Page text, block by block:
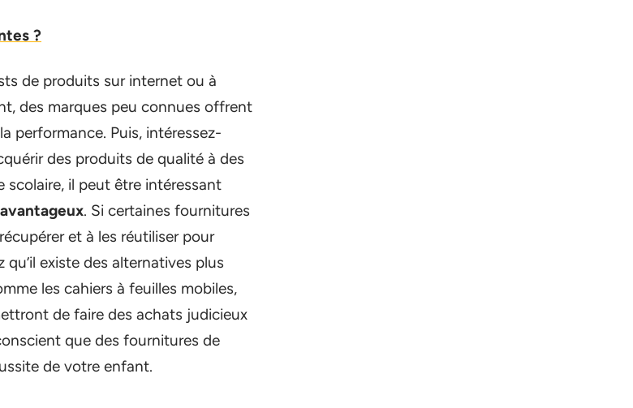
?
de produits sur internet ou à
des marques peu connues offrent
performance. Puis, intéressez-
des produits de qualité à des
scolaire, il peut être intéressant
. Si certaines fournitures
et à les réutiliser pour
existe des alternatives plus
les cahiers à feuilles mobiles,
de faire des achats judicieux
que des fournitures de
de votre enfant.